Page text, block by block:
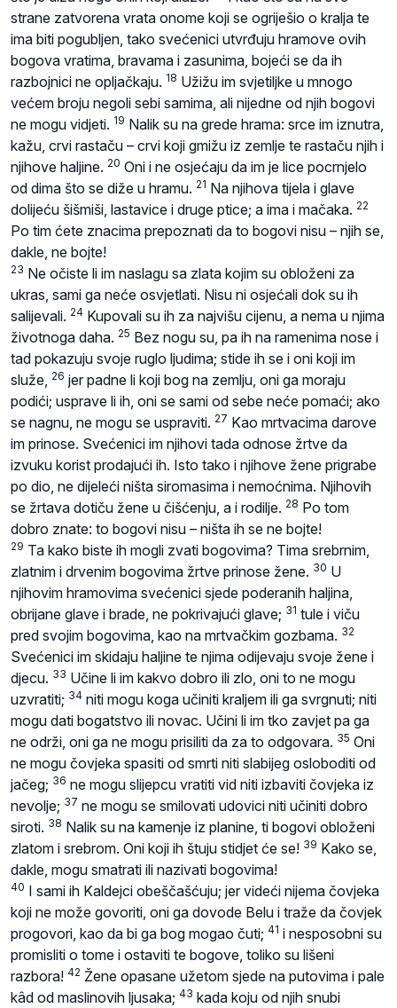
strane zatvorena vrata onome koji se ogriješio o kralja te
ima biti pogubljen, tako svećenici utvrđuju hramove ovih
bogova vratima, bravama i zasunima, bojeći se da ih
razbojnici ne opljačkaju. 18 Užižu im svjetiljke u mnogo
većem broju negoli sebi samima, ali nijedne od njih bogovi
ne mogu vidjeti. 19 Nalik su na grede hrama: srce im iznutra,
kažu, crvi rastaču – crvi koji gmižu iz zemlje te rastaču njih i
njihove haljine. 20 Oni i ne osjećaju da im je lice pocrnjelo
od dima što se diže u hramu. 21 Na njihova tijela i glave
dolijeću šišmiši, lastavice i druge ptice; a ima i mačaka. 22
Po tim ćete znacima prepoznati da to bogovi nisu – njih se,
dakle, ne bojte!
23 Ne očiste li im naslagu sa zlata kojim su obloženi za
ukras, sami ga neće osvjetlati. Nisu ni osjećali dok su ih
salijevali. 24 Kupovali su ih za najvišu cijenu, a nema u njima
životnoga daha. 25 Bez nogu su, pa ih na ramenima nose i
tad pokazuju svoje ruglo ljudima; stide ih se i oni koji im
služe,
26 jer padne li koji bog na zemlju, oni ga moraju
podići; usprave li ih, oni se sami od sebe neće pomaći; ako
se nagnu, ne mogu se uspraviti. 27 Kao mrtvacima darove
im prinose. Svećenici im njihovi tada odnose žrtve da
izvuku korist prodajući ih. Isto tako i njihove žene prigrabe
po dio, ne dijeleći ništa siromasima i nemoćnima. Njihovih
se žrtava dotiču žene u čišćenju, a i rodilje. 28 Po tom
dobro znate: to bogovi nisu – ništa ih se ne bojte!
29 Ta kako biste ih mogli zvati bogovima? Tima srebrnim,
zlatnim i drvenim bogovima žrtve prinose žene. 30 U
njihovim hramovima svećenici sjede poderanih haljina,
obrijane glave i brade, ne pokrivajući glave; 31 tule i viču
pred svojim bogovima, kao na mrtvačkim gozbama. 32
Svećenici im skidaju haljine te njima odijevaju svoje žene i
djecu. 33 Učine li im kakvo dobro ili zlo, oni to ne mogu
uzvratiti; 34 niti mogu koga učiniti kraljem ili ga svrgnuti; niti
mogu dati bogatstvo ili novac. Učini li im tko zavjet pa ga
ne održi, oni ga ne mogu prisiliti da za to odgovara. 35 Oni
ne mogu čovjeka spasiti od smrti niti slabijeg osloboditi od
jačeg; 36 ne mogu slijepcu vratiti vid niti izbaviti čovjeka iz
nevolje; 37 ne mogu se smilovati udovici niti učiniti dobro
siroti. 38 Nalik su na kamenje iz planine, ti bogovi obloženi
zlatom i srebrom. Oni koji ih štuju stidjet će se! 39 Kako se,
dakle, mogu smatrati ili nazivati bogovima!
40 I sami ih Kaldejci obeščašćuju; jer videći nijema čovjeka
koji ne može govoriti, oni ga dovode Belu i traže da čovjek
progovori, kao da bi ga bog mogao čuti; 41 i nesposobni su
promisliti o tome i ostaviti te bogove, toliko su lišeni
razbora! 42 Žene opasane užetom sjede na putovima i pale
kâd od maslinovih ljusaka; 43 kada koju od njih snubi